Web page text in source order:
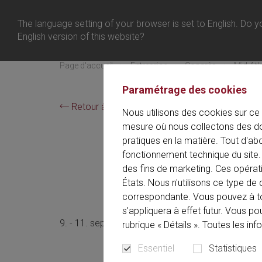
Paramétrage des cookies
Nous utilisons des cookies sur
mesure où nous collectons des
pratiques en la matière. Tout
fonctionnement technique du
des fins de marketing. Ces
États. Nous n'utilisons ce type
correspondante. Vous pouvez à
s'appliquera à effet futur. Vous
rubrique « Détails ». Toutes les
Essentiel Statistiques
The language setting of your browser is set to English. Do
English version of this website?
Page d'accueil Entreprise Congrès Mid-
Retour à l'aperçu
9. - 11.
Mid-
9. - 11. septembre 2026 English
Menu Connexion